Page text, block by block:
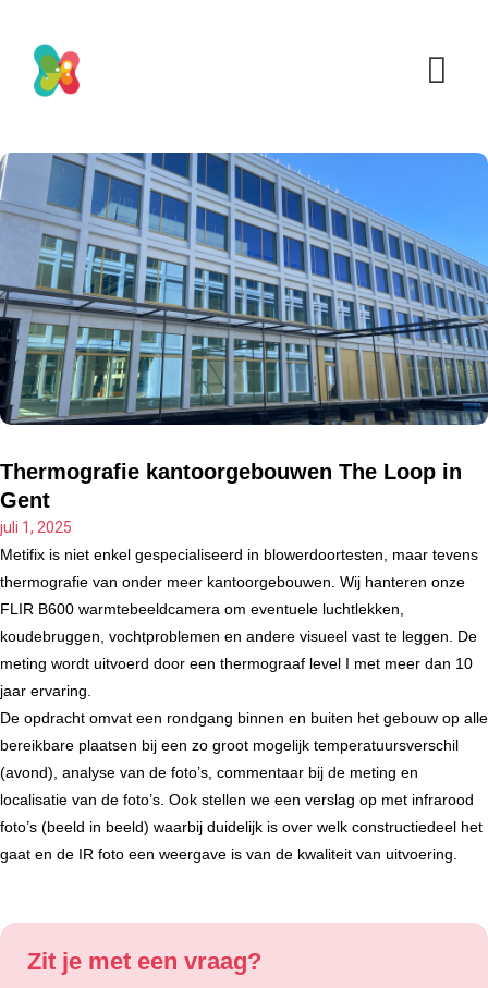
Thermografie kantoorgebouwen The Loop in
Gent
juli 1, 2025
Metifix is niet enkel gespecialiseerd in blowerdoortesten, maar tevens
thermografie van onder meer kantoorgebouwen. Wij hanteren onze
FLIR B600 warmtebeeldcamera om eventuele luchtlekken,
koudebruggen, vochtproblemen en andere visueel vast te leggen. De
meting wordt uitvoerd door een thermograaf level I met meer dan 10
jaar ervaring.
De opdracht omvat een rondgang binnen en buiten het gebouw op alle
bereikbare plaatsen bij een zo groot mogelijk temperatuursverschil
(avond), analyse van de foto’s, commentaar bij de meting en
localisatie van de foto’s. Ook stellen we een verslag op met infrarood
foto’s (beeld in beeld) waarbij duidelijk is over welk constructiedeel het
gaat en de IR foto een weergave is van de kwaliteit van uitvoering.
Zit je met een vraag?